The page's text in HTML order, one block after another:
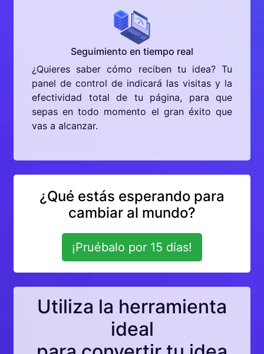
Seguimiento en tiempo real
¿Quieres saber cómo reciben tu idea? Tu
panel de control de indicará las visitas y la
efectividad total de tu página, para que
sepas en todo momento el gran éxito que
vas a alcanzar.
¿Qué estás esperando para
cambiar al mundo?
¡Pruébalo por 15 días!
Utiliza la herramienta
ideal